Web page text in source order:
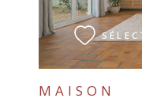
MAISON